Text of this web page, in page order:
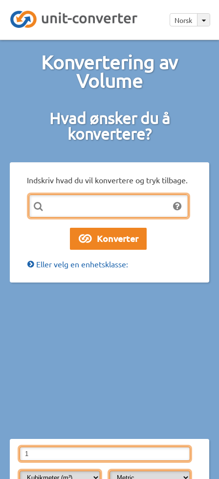
Norsk
Konvertering av
Volume
Hvad ønsker du å
konvertere?
Indskriv hvad du vil konvertere og tryk tilbage.
Eller velg en enhetsklasse: